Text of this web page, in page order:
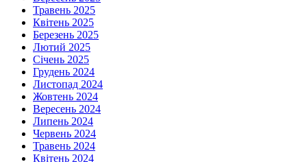
Травень 2025
Квітень 2025
Березень 2025
Лютий 2025
Січень 2025
Грудень 2024
Листопад 2024
Жовтень 2024
Вересень 2024
Липень 2024
Червень 2024
Травень 2024
Квітень 2024